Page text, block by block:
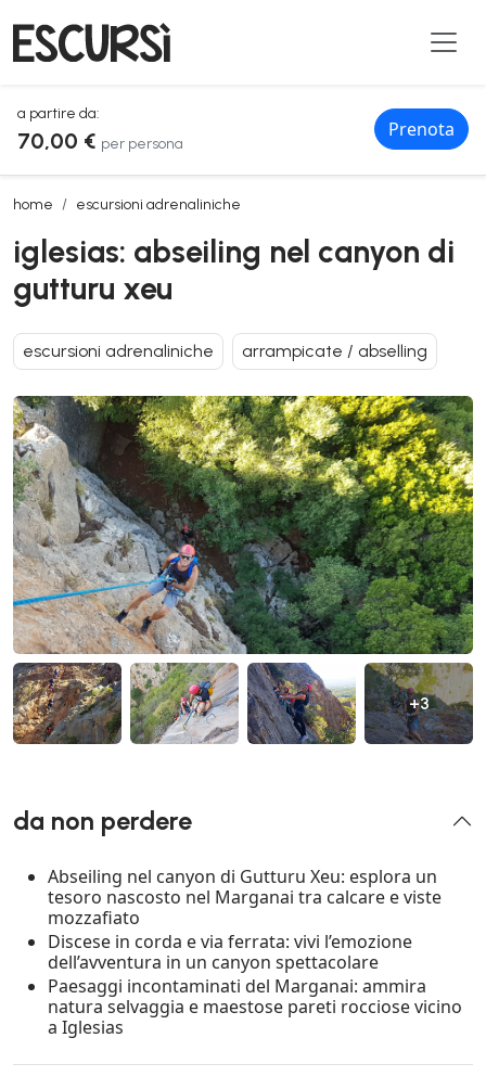
a partire da:
70,00 € per persona
Prenota
home escursioni adrenaliniche
iglesias: abseiling nel canyon di gutturu xeu
iglesias: abseiling nel canyon di
gutturu xeu
escursioni adrenaliniche arrampicate / abselling
+3
da non perdere
Abseiling nel canyon di Gutturu Xeu: esplora un
tesoro nascosto nel Marganai tra calcare e viste
mozzafiato
Discese in corda e via ferrata: vivi l’emozione
dell’avventura in un canyon spettacolare
Paesaggi incontaminati del Marganai: ammira
natura selvaggia e maestose pareti rocciose vicino
a Iglesias